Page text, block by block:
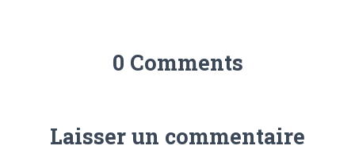
0 Comments
Laisser un commentaire